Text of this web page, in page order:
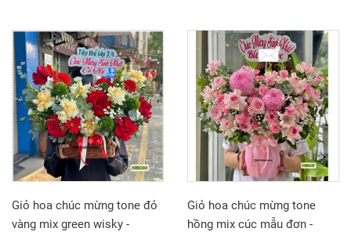
Giỏ hoa chúc mừng tone đỏ
vàng mix green wisky -
Giỏ hoa chúc mừng tone
hồng mix cúc mẫu đơn -